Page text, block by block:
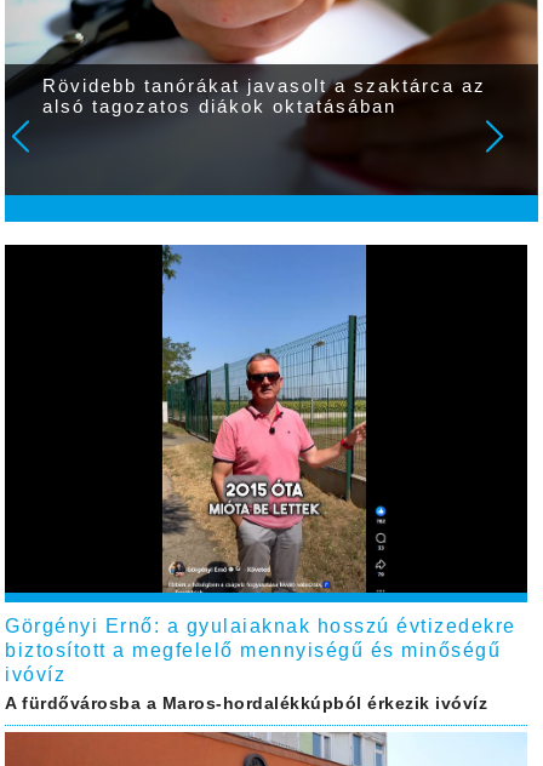
Rövidebb tanórákat javasolt a szaktárca az
alsó tagozatos diákok oktatásában
Görgényi Ernő: a gyulaiaknak hosszú évtizedekre
biztosított a megfelelő mennyiségű és minőségű
ivóvíz
A fürdővárosba a Maros-hordalékkúpból érkezik ivóvíz